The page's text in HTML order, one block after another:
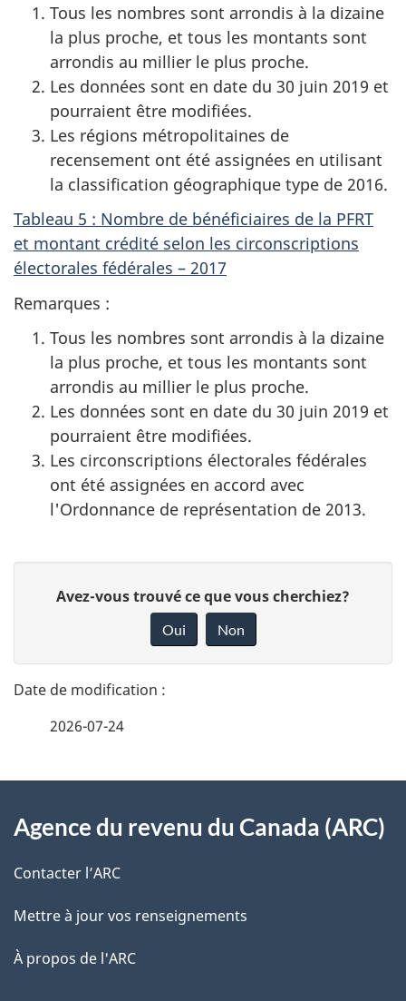
Tous les nombres sont arrondis à la dizaine
la plus proche, et tous les montants sont
arrondis au millier le plus proche.
Les données sont en date du 30 juin 2019 et
pourraient être modifiées.
Les régions métropolitaines de
recensement ont été assignées en utilisant
la classification géographique type de 2016.
Tableau 5 : Nombre de bénéficiaires de la PFRT
et montant crédité selon les circonscriptions
électorales fédérales – 2017
Remarques :
Tous les nombres sont arrondis à la dizaine
la plus proche, et tous les montants sont
arrondis au millier le plus proche.
Les données sont en date du 30 juin 2019 et
pourraient être modifiées.
Les circonscriptions électorales fédérales
ont été assignées en accord avec
l'Ordonnance de représentation de 2013.
t
a
l
s
l
a
n
o
t
r
e
é
t
Avez-vous trouvé ce que vous cherchiez?
Oui Non
2026-07-24
propos
de
ce
site
Agence du revenu du Canada (ARC)
Contacter l’ARC
Mettre à jour vos renseignements
À propos de l'ARC